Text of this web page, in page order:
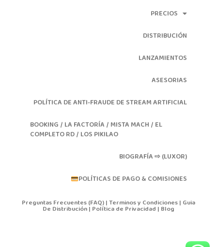
PRECIOS
DISTRIBUCIÓN
LANZAMIENTOS
ASESORIAS
POLÍTICA DE ANTI-FRAUDE DE STREAM ARTIFICIAL
BOOKING / LA FACTORÍA / MISTA MACH / EL
COMPLETO RD / LOS PIKILAO
BIOGRAFÍA ⇨ (LUXOR)
POLÍTICAS DE PAGO & COMISIONES
Preguntas Frecuentes (FAQ)|Terminos y Condiciones| Guia
De Distribución| Política de Privacidad | Blog